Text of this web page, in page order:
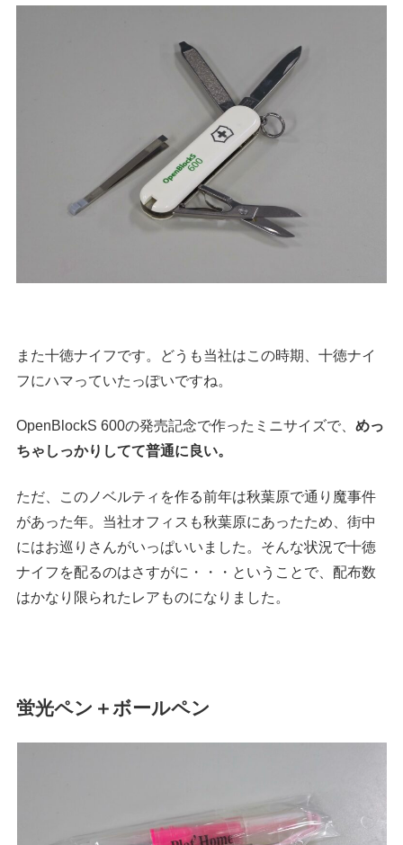
また十徳ナイフです。どうも当社はこの時期、十徳ナイ
フにハマっていたっぽいですね。
OpenBlockS 600の発売記念で作ったミニサイズで、めっ
ちゃしっかりしてて普通に良い。
ただ、このノベルティを作る前年は秋葉原で通り魔事件
があった年。当社オフィスも秋葉原にあったため、街中
にはお巡りさんがいっぱいいました。そんな状況で十徳
ナイフを配るのはさすがに・・・ということで、配布数
はかなり限られたレアものになりました。
蛍光ペン＋ボールペン